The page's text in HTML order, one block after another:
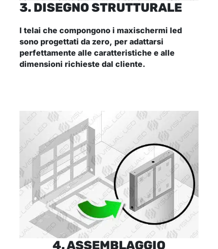
3. DISEGNO STRUTTURALE
I telai che compongono i maxischermi led
sono progettati da zero, per adattarsi
perfettamente alle caratteristiche e alle
dimensioni richieste dal cliente.
4. ASSEMBLAGGIO